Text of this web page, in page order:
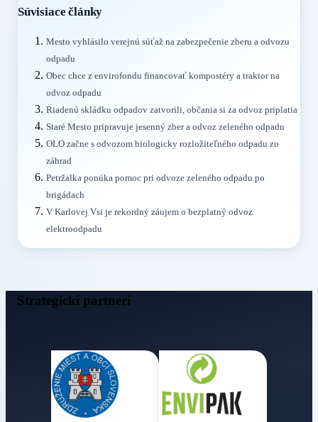
Súvisiace články
Mesto vyhlásilo verejnú súťaž na zabezpečenie zberu a odvozu
odpadu
Obec chce z envirofondu financovať kompostéry a traktor na
odvoz odpadu
Riadenú skládku odpadov zatvorili, občania si za odvoz priplatia
Staré Mesto pripravuje jesenný zber a odvoz zeleného odpadu
OLO začne s odvozom biologicky rozložiteľného odpadu zo
záhrad
Petržalka ponúka pomoc pri odvoze zeleného odpadu po
brigádach
V Karlovej Vsi je rekordný záujem o bezplatný odvoz
elektroodpadu
Strategickí partneri